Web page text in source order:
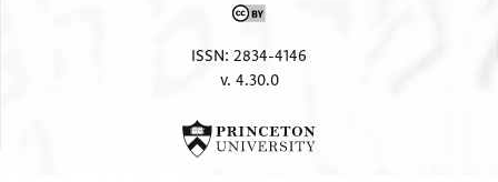
ISSN: 2834-4146
v. 4.30.0